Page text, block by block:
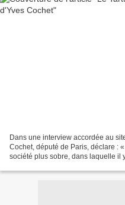
Dans une interview accordée au
Cochet, député de Paris, déclare :
société plus sobre, dans laquelle il